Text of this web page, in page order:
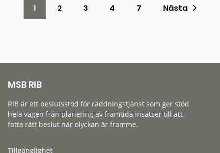
1 2 3 4 7 Nästa
MSB RIB
RIB är ett beslutsstöd för räddningstjänst som ger stöd
hela vägen från planering av framtida insatser till att
fatta rätt beslut när olyckan är framme.
Tillgänglighet